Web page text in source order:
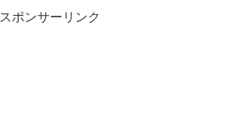
スポンサーリンク